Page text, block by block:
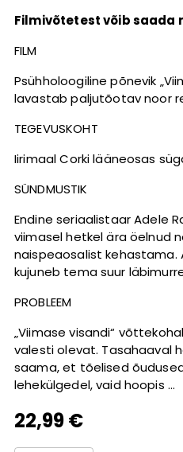
Filmivõtetest võib saada
FILM
Psühholoogiline põnevik
lavastab paljutõotav noor
TEGEVUSKOHT
Iirimaal Corki lääneosas
SÜNDMUSTIK
Endine seriaalistaar Adele
viimasel hetkel ära öelnud
naispeaosalist kehastama.
kujuneb tema suur
PROBLEEM
„Viimase visandi“
valesti olevat. Tasahaaval
saama, et tõelised
lehekülgedel, vaid hoopis …
22,99 €